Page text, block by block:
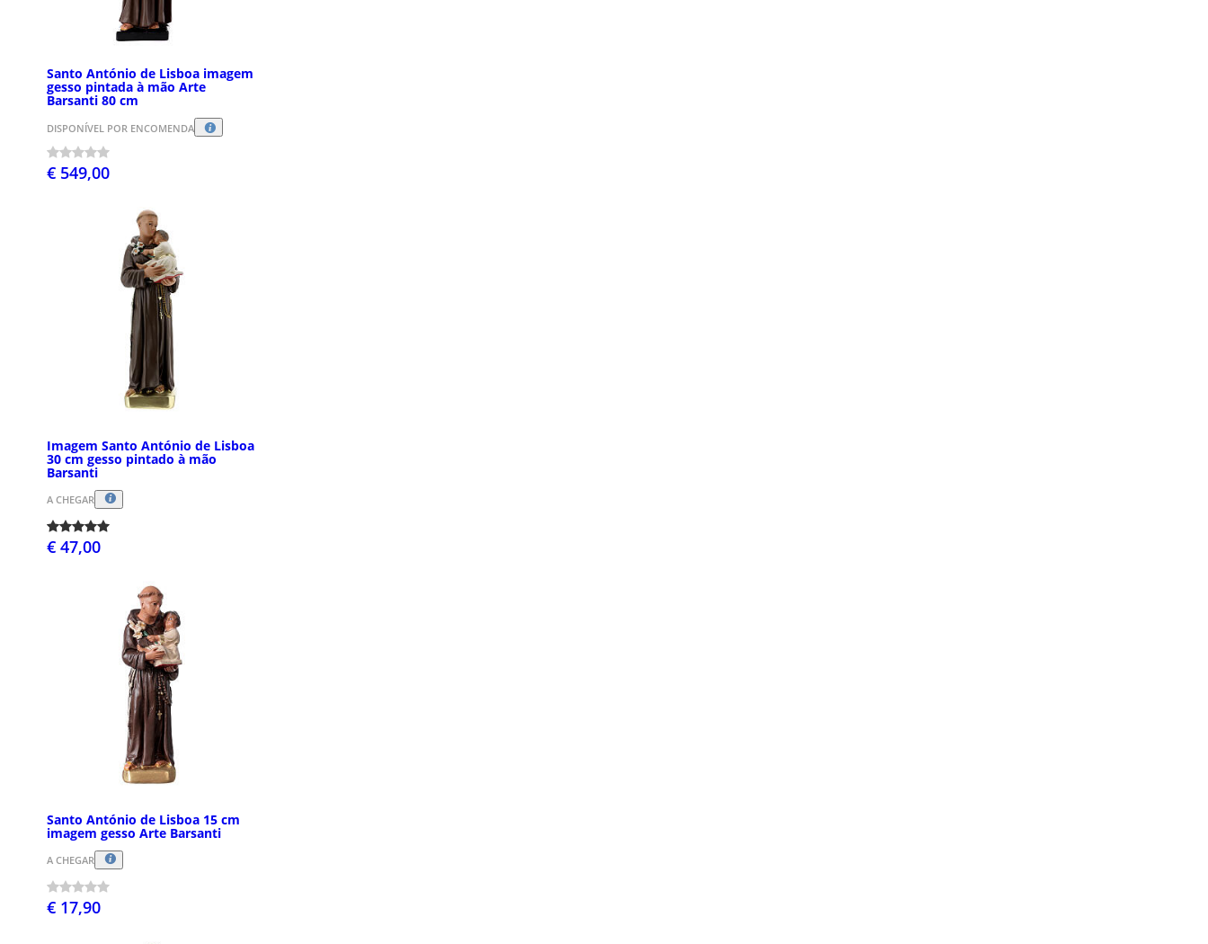
Santo António de Lisboa imagem
gesso pintada à mão Arte
Barsanti 80 cm
DISPONÍVEL POR ENCOMENDA
€ 549,00
Imagem Santo António de Lisboa
30 cm gesso pintado à mão
Barsanti
A CHEGAR
€ 47,00
Santo António de Lisboa 15 cm
imagem gesso Arte Barsanti
A CHEGAR
€ 17,90